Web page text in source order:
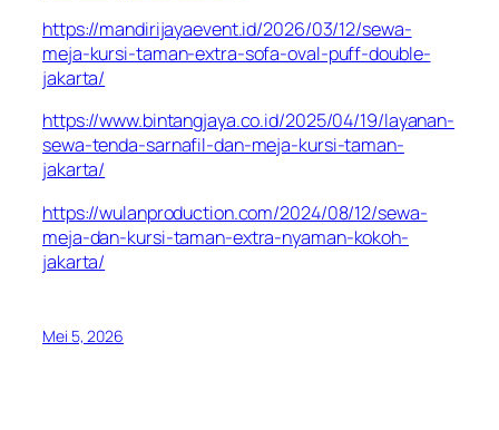
https://mandirijayaevent.id/2026/03/12/sewa-
meja-kursi-taman-extra-sofa-oval-puff-double-
jakarta/
https://www.bintangjaya.co.id/2025/04/19/layanan-
sewa-tenda-sarnafil-dan-meja-kursi-taman-
jakarta/
https://wulanproduction.com/2024/08/12/sewa-
meja-dan-kursi-taman-extra-nyaman-kokoh-
jakarta/
Mei 5, 2026